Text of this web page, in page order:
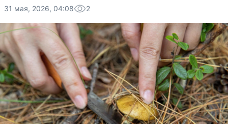
31 мая, 2026, 04:08 2